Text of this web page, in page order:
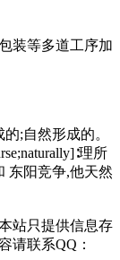
装等多道工序加
;自然形成的。
理所
东阳竞争,他天然
站只提供信息存
请联系QQ：